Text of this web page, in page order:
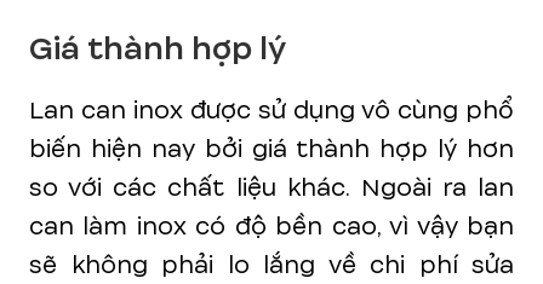
Giá thành hợp lý
Lan can inox được sử dụng vô cùng phổ
biến hiện nay bởi giá thành hợp lý hơn
so với các chất liệu khác. Ngoài ra lan
can làm inox có độ bền cao, vì vậy bạn
sẽ không phải lo lắng về chi phí sửa